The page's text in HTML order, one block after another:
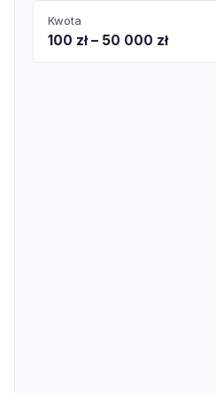
Kwota
100 zł – 50 000 zł